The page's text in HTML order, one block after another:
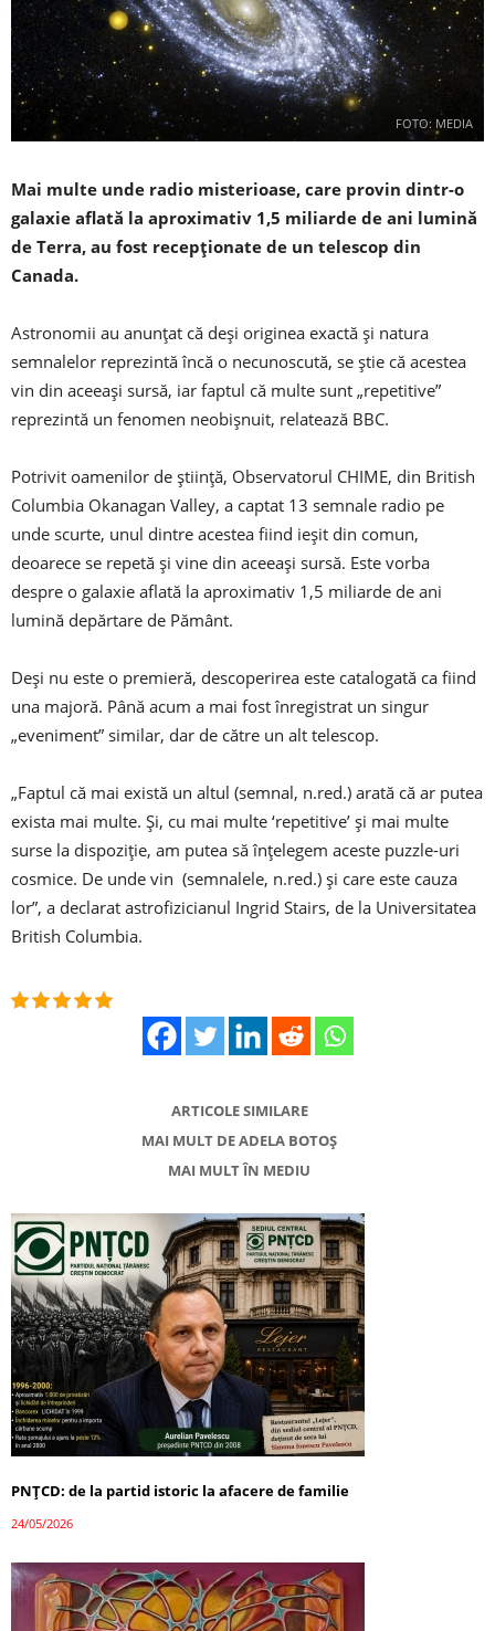
FOTO: MEDIA
Mai multe unde radio misterioase, care provin dintr-o
galaxie aflată la aproximativ 1,5 miliarde de ani lumină
de Terra, au fost recepţionate de un telescop din
Canada.
Astronomii au anunţat că deşi originea exactă şi natura
semnalelor reprezintă încă o necunoscută, se ştie că acestea
vin din aceeaşi sursă, iar faptul că multe sunt „repetitive”
reprezintă un fenomen neobişnuit, relatează BBC.
Potrivit oamenilor de ştiinţă, Observatorul CHIME, din British
Columbia Okanagan Valley, a captat 13 semnale radio pe
unde scurte, unul dintre acestea fiind ieşit din comun,
deoarece se repetă şi vine din aceeaşi sursă. Este vorba
despre o galaxie aflată la aproximativ 1,5 miliarde de ani
lumină depărtare de Pământ.
Deşi nu este o premieră, descoperirea este catalogată ca fiind
una majoră. Până acum a mai fost înregistrat un singur
„eveniment” similar, dar de către un alt telescop.
„Faptul că mai există un altul (semnal, n.red.) arată că ar putea
exista mai multe. Şi, cu mai multe ‘repetitive’ şi mai multe
surse la dispoziţie, am putea să înţelegem aceste puzzle-uri
cosmice. De unde vin (semnalele, n.red.) şi care este cauza
lor”, a declarat astrofizicianul Ingrid Stairs, de la Universitatea
British Columbia.
ARTICOLE SIMILARE
MAI MULT DE ADELA BOTOȘ
MAI MULT ÎN MEDIU
PNȚCD: de la partid istoric la afacere de familie
24/05/2026